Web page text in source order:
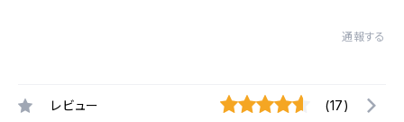
通報する
レビュー (17)